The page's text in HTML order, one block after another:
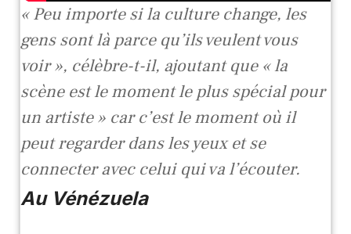
« Peu importe si la culture change, les
gens sont là parce qu’ils veulent vous
voir », célèbre-t-il, ajoutant que « la
scène est le moment le plus spécial pour
un artiste » car c’est le moment où il
peut regarder dans les yeux et se
connecter avec celui qui va l’écouter.
Au Vénézuela